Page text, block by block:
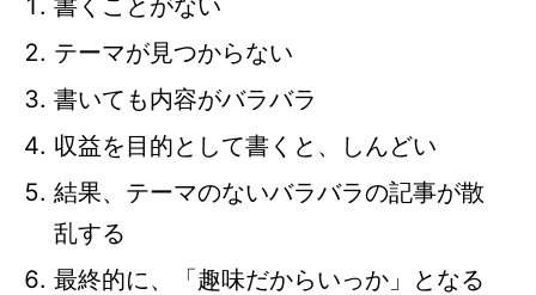
書くことがない
テーマが見つからない
書いても内容がバラバラ
収益を目的として書くと、しんどい
結果、テーマのないバラバラの記事が散
乱する
最終的に、「趣味だからいっか」となる